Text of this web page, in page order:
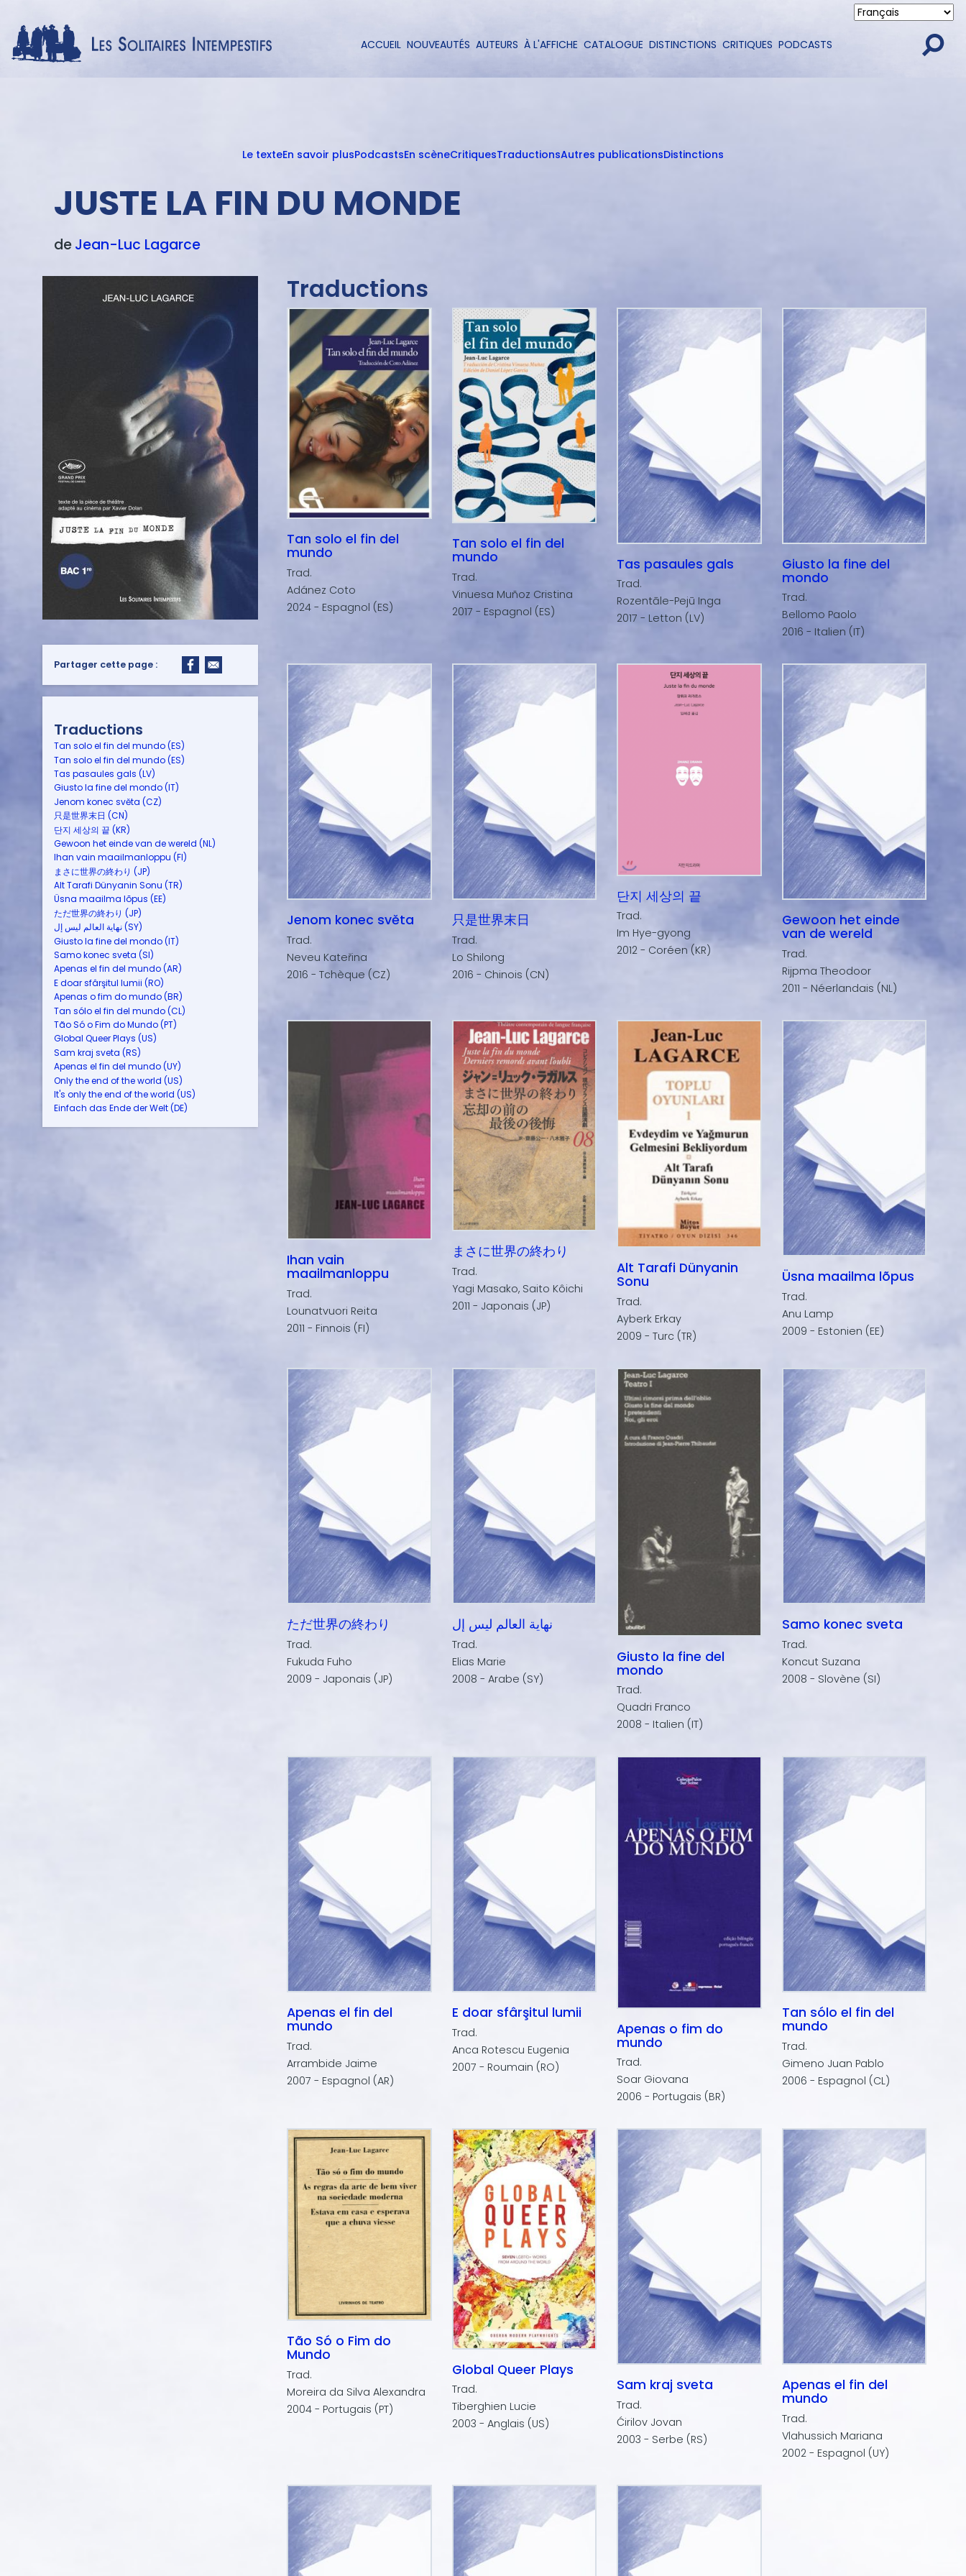
contenu
Navigation
ACCUEIL NOUVEAUTÉS AUTEURS À L'AFFICHE CATALOGUE DISTINCTIONS CRITIQUES PODCASTS
Le texteEn savoir plusPodcastsEn scèneCritiquesTraductionsAutres publicationsDistinctions
JUSTE LA FIN DU MONDE
deJean-Luc Lagarce
Traductions
Tan solo el fin del
mundo
Trad.
Adánez Coto
2024 - Espagnol (ES)
Tan solo el fin del
mundo
Trad.
Vinuesa Muñoz Cristina
2017 - Espagnol (ES)
Tas pasaules gals
Trad.
Rozentāle-Pejū Inga
2017 - Letton (LV)
Giusto la fine del
mondo
Trad.
Bellomo Paolo
2016 - Italien (IT)
Jenom konec světa
Trad.
Neveu Kateřina
2016 - Tchèque (CZ)
只是世界末日
Trad.
Lo Shilong
2016 - Chinois (CN)
단지 세상의 끝
Trad.
Im Hye-gyong
2012 - Coréen (KR)
Gewoon het einde
van de wereld
Trad.
Rijpma Theodoor
2011 - Néerlandais (NL)
Ihan vain
maailmanloppu
Trad.
Lounatvuori Reita
2011 - Finnois (FI)
まさに世界の終わり
Trad.
Yagi Masako, Saito Kôichi
2011 - Japonais (JP)
Alt Tarafi Dünyanin
Sonu
Trad.
Ayberk Erkay
2009 - Turc (TR)
Üsna maailma lõpus
Trad.
Anu Lamp
2009 - Estonien (EE)
ただ世界の終わり
Trad.
Fukuda Fuho
2009 - Japonais (JP)
نهاية العالم ليس إل
Trad.
Elias Marie
2008 - Arabe (SY)
Giusto la fine del
mondo
Trad.
Quadri Franco
2008 - Italien (IT)
Samo konec sveta
Trad.
Koncut Suzana
2008 - Slovène (SI)
Apenas el fin del
mundo
Trad.
Arrambide Jaime
2007 - Espagnol (AR)
E doar sfârşitul lumii
Trad.
Anca Rotescu Eugenia
2007 - Roumain (RO)
Apenas o fim do
mundo
Trad.
Soar Giovana
2006 - Portugais (BR)
Tan sólo el fin del
mundo
Trad.
Gimeno Juan Pablo
2006 - Espagnol (CL)
Tão Só o Fim do
Mundo
Trad.
Moreira da Silva Alexandra
2004 - Portugais (PT)
Global Queer Plays
Trad.
Tiberghien Lucie
2003 - Anglais (US)
Sam kraj sveta
Trad.
Ćirilov Jovan
2003 - Serbe (RS)
Apenas el fin del
mundo
Trad.
Vlahussich Mariana
2002 - Espagnol (UY)
Partager cette page :
Traductions
Tan solo el fin del mundo (ES)
Tan solo el fin del mundo (ES)
Tas pasaules gals (LV)
Giusto la fine del mondo (IT)
Jenom konec světa (CZ)
只是世界末日 (CN)
단지 세상의 끝 (KR)
Gewoon het einde van de wereld (NL)
Ihan vain maailmanloppu (FI)
まさに世界の終わり (JP)
Alt Tarafi Dünyanin Sonu (TR)
Üsna maailma lõpus (EE)
ただ世界の終わり (JP)
نهاية العالم ليس إل (SY)
Giusto la fine del mondo (IT)
Samo konec sveta (SI)
Apenas el fin del mundo (AR)
E doar sfârşitul lumii (RO)
Apenas o fim do mundo (BR)
Tan sólo el fin del mundo (CL)
Tão Só o Fim do Mundo (PT)
Global Queer Plays (US)
Sam kraj sveta (RS)
Apenas el fin del mundo (UY)
Only the end of the world (US)
It's only the end of the world (US)
Einfach das Ende der Welt (DE)